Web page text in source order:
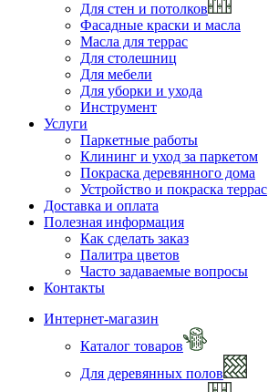
Для стен и потолков
Фасадные краски и масла
Масла для террас
Для столешниц
Для мебели
Для уборки и ухода
Инструмент
Услуги
Паркетные работы
Клининг и уход за паркетом
Покраска деревянного дома
Устройство и покраска террас
Доставка и оплата
Полезная информация
Как сделать заказ
Палитра цветов
Часто задаваемые вопросы
Контакты
Интернет-магазин
Каталог товаров
Для деревянных полов